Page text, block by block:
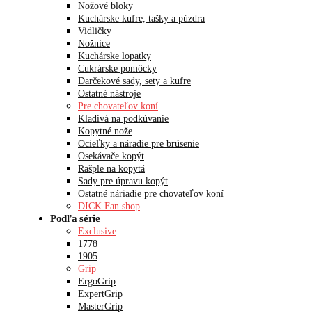
Nožové bloky
Kuchárske kufre, tašky a púzdra
Vidličky
Nožnice
Kuchárske lopatky
Cukrárske pomôcky
Darčekové sady, sety a kufre
Ostatné nástroje
Pre chovateľov koní
Kladivá na podkúvanie
Kopytné nože
Ocieľky a náradie pre brúsenie
Osekávače kopýt
Rašple na kopytá
Sady pre úpravu kopýt
Ostatné náriadie pre chovateľov koní
DICK Fan shop
Podľa série
Exclusive
1778
1905
Grip
ErgoGrip
ExpertGrip
MasterGrip